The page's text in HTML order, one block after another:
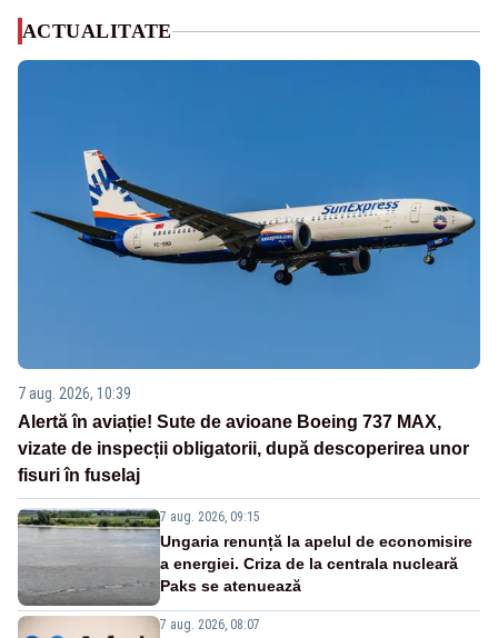
ACTUALITATE
7 aug. 2026, 10:39
Alertă în aviație! Sute de avioane Boeing 737 MAX,
vizate de inspecții obligatorii, după descoperirea unor
fisuri în fuselaj
7 aug. 2026, 09:15
Ungaria renunță la apelul de economisire
a energiei. Criza de la centrala nucleară
Paks se atenuează
7 aug. 2026, 08:07